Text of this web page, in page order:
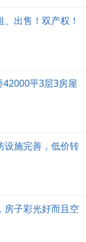
出售！双产权！
平3层3房屋
设施完善，低价转
房子彩光好而且空